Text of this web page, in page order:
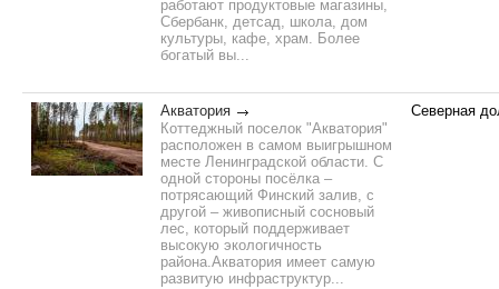
работают продуктовые магазины,
Сбербанк, детсад, школа, дом
культуры, кафе, храм. Более
богатый вы...
Акватория
Коттеджный поселок "Акватория"
расположен в самом выигрышном
месте Ленинградской области. С
одной стороны посёлка –
потрясающий Финский залив, с
другой – живописный сосновый
лес, который поддерживает
высокую экологичность
района.Акватория имеет самую
развитую инфраструктур...
Северная